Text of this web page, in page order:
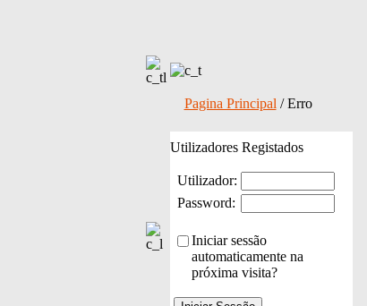
Pagina Principal / Erro
Utilizadores Registados
Utilizador:
Password:
Iniciar sessão
automaticamente na
próxima visita?